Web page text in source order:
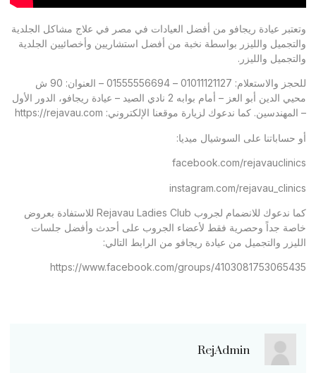
وتعتبر عيادة ريجافو من أفضل العيادات في مصر في علاج مشاكل الجلدية
والتجميل والليزر بواسطة نخبة من أفضل استشاريين وأخصائيين الجلدية
والتجميل والليزر.
للحجز والاستعلام: 01011121127 – 01555556694 – العنوان: 90 ش
محيي الدين أبو العز – أمام بوابه 2 نادي الصيد – عيادة ريجافو، الدور الأول
– المهندسين. كما ندعوك لزيارة موقعنا الإلكتروني: https://rejavau.com
أو حساباتنا على السوشيال ميديا:
facebook.com/rejavauclinics
instagram.com/rejavau_clinics
كما ندعوك للانضمام لجروب Rejavau Ladies Club للاستفادة بعروض
خاصة جداً وحصرية فقط لأعضاء الجروب على أحدث وأفضل جلسات
الليزر والتجميل من عيادة ريجافو من الرابط التالي:
https://www.facebook.com/groups/4103081753065435
RejAdmin